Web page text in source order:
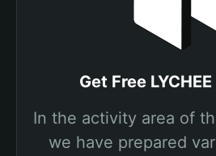
Get Free
In the activity area of
we have prepared